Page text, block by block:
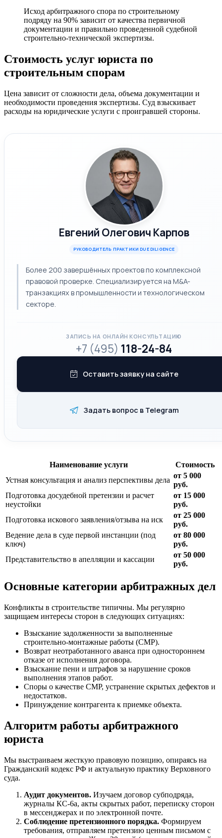
Исход арбитражного спора по строительному
подряду на 90% зависит от качества первичной
документации и правильно проведенной судебной
строительно-технической экспертизы.
Стоимость услуг юриста по
строительным спорам
Цена зависит от сложности дела, объема документации и
необходимости проведения экспертизы. Суд взыскивает
расходы на юридические услуги с проигравшей стороны.
Евгений Олегович Карпов
РУКОВОДИТЕЛЬ ПРАКТИКИ DUE DILIGENCE
Более 200 завершённых проектов по комплексной
правовой проверке. Специализируется на M&A-
транзакциях в промышленности и технологическом
секторе.
ЗАПИСЬ НА ОНЛАЙН КОНСУЛЬТАЦИЮ
+7 (495) 118-24-84
Оставить заявку на сайте
Задать вопрос в Telegram
Наименование услуги
Стоимость
Устная консультация и анализ перспективы дела
от 5 000
руб.
Подготовка досудебной претензии и расчет
неустойки
от 15 000
руб.
Подготовка искового заявления/отзыва на иск
от 25 000
руб.
Ведение дела в суде первой инстанции (под
ключ)
от 80 000
руб.
Представительство в апелляции и кассации
от 50 000
руб.
Основные категории арбитражных дел
Конфликты в строительстве типичны. Мы регулярно
защищаем интересы сторон в следующих ситуациях:
Взыскание задолженности за выполненные
строительно-монтажные работы (СМР).
Возврат неотработанного аванса при одностороннем
отказе от исполнения договора.
Взыскание пени и штрафов за нарушение сроков
выполнения этапов работ.
Споры о качестве СМР, устранение скрытых дефектов и
недостатков.
Принуждение контрагента к приемке объекта.
Алгоритм работы арбитражного
юриста
Мы выстраиваем жесткую правовую позицию, опираясь на
Гражданский кодекс РФ и актуальную практику Верховного
суда.
Аудит документов. Изучаем договор субподряда,
журналы КС-6а, акты скрытых работ, переписку сторон
в мессенджерах и по электронной почте.
Соблюдение претензионного порядка. Формируем
требования, отправляем претензию ценным письмом с